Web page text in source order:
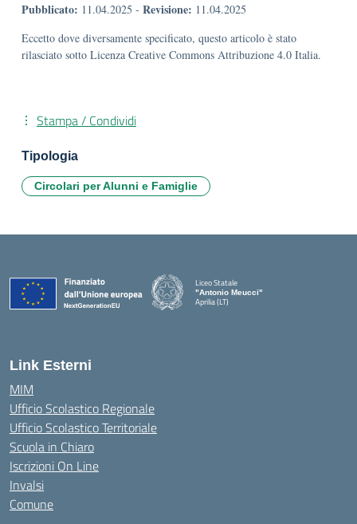
Pubblicato: 11.04.2025 - Revisione: 11.04.2025
Eccetto dove diversamente specificato, questo articolo è stato
rilasciato sotto Licenza Creative Commons Attribuzione 4.0 Italia.
Stampa / Condividi
Tipologia
Circolari per Alunni e Famiglie
Liceo Statale
"Antonio Meucci"
Aprilia (LT)
Link Esterni
MIM
Ufficio Scolastico Regionale
Ufficio Scolastico Territoriale
Scuola in Chiaro
Iscrizioni On Line
Invalsi
Comune